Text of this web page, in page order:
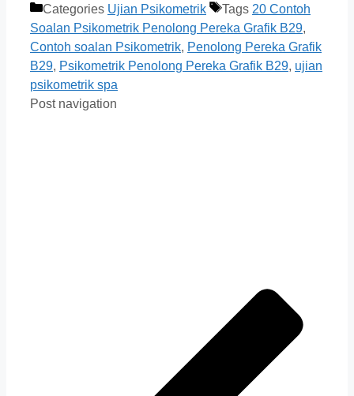
Categories Ujian Psikometrik Tags 20 Contoh
Soalan Psikometrik Penolong Pereka Grafik B29,
Contoh soalan Psikometrik, Penolong Pereka Grafik
B29, Psikometrik Penolong Pereka Grafik B29, ujian
psikometrik spa
Post navigation